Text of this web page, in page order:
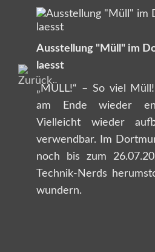
Ausstellung "Müll" im
laesst
„MÜLL!“ – So viel
am Ende wieder
Vielleicht wieder
verwendbar. Im
noch bis zum
Technik-Nerds
wundern.